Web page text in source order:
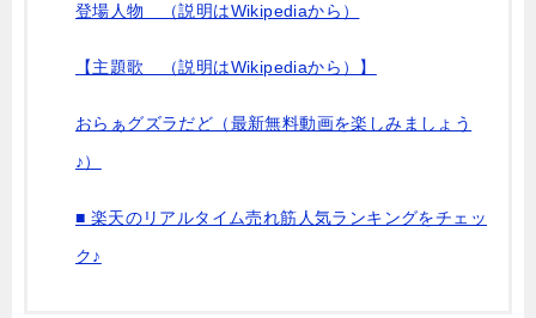
登場人物 （説明はWikipediaから）
【主題歌 （説明はWikipediaから）】
おらぁグズラだど（最新無料動画を楽しみましょう
♪）
■ 楽天のリアルタイム売れ筋人気ランキングをチェッ
ク♪